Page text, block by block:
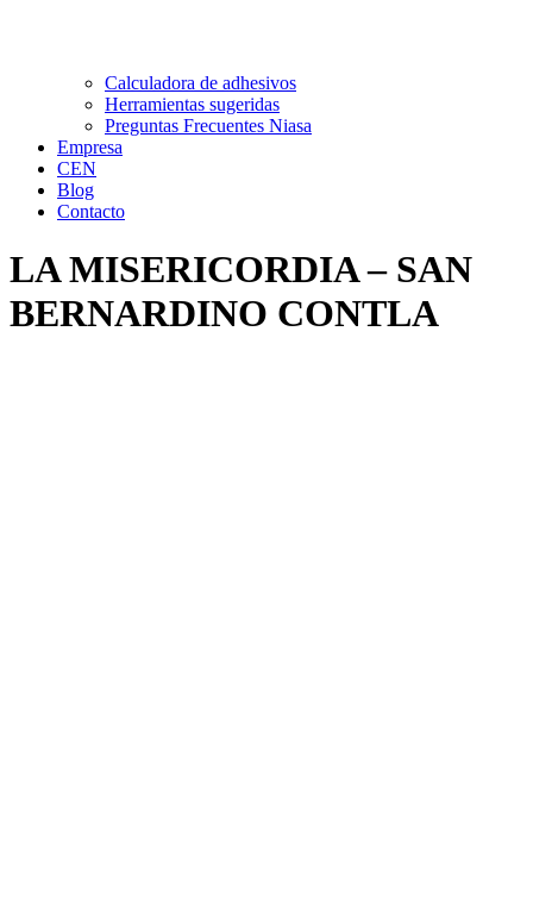
Calculadora de adhesivos
Herramientas sugeridas
Preguntas Frecuentes Niasa
Empresa
CEN
Blog
Contacto
LA MISERICORDIA – SAN
BERNARDINO CONTLA